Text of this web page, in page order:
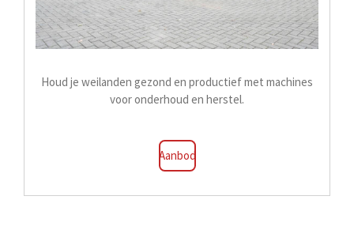
Houd je weilanden gezond en productief met machines
voor onderhoud en herstel.
Aanbod